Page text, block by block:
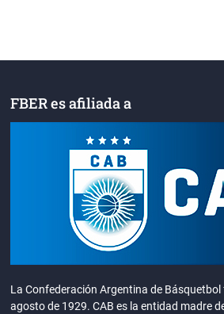
FBER es afiliada a
La Confederación Argentina de
agosto de 1929. CAB es la entidad madre